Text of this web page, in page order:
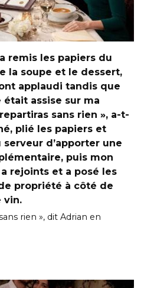
remis les papiers du
la soupe et le dessert,
applaudi tandis que
était assise sur ma
sans rien », a-t-
plié les papiers et
d’apporter une
puis mon
rejoints et a posé les
propriété à côté de
vin.
rien », dit Adrian en